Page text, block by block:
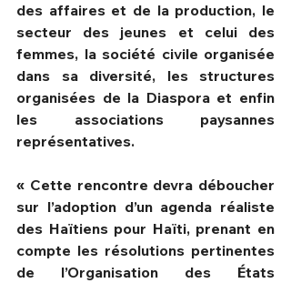
des affaires et de la production, le
secteur des jeunes et celui des
femmes, la société civile organisée
dans sa diversité, les structures
organisées de la Diaspora et enfin
les associations paysannes
représentatives.
« Cette rencontre devra déboucher
sur l’adoption d’un agenda réaliste
des Haïtiens pour Haïti, prenant en
compte les résolutions pertinentes
de l’Organisation des États